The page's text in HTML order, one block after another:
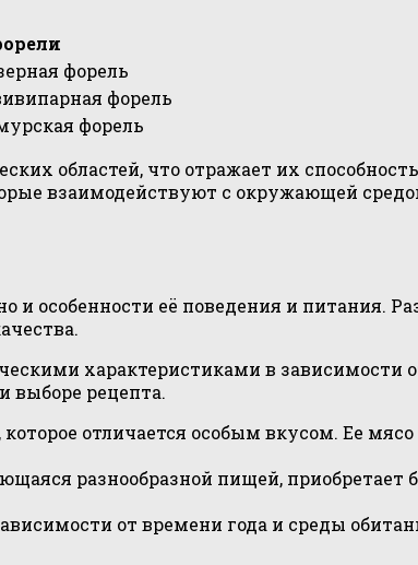
форель
форель
форель
областей, что отражает их
взаимодействуют с окружающей
и особенности её поведения и питания.
характеристиками в зависимости
выборе рецепта.
отличается особым вкусом. Ее мясо
разнообразной пищей,
от времени года и среды